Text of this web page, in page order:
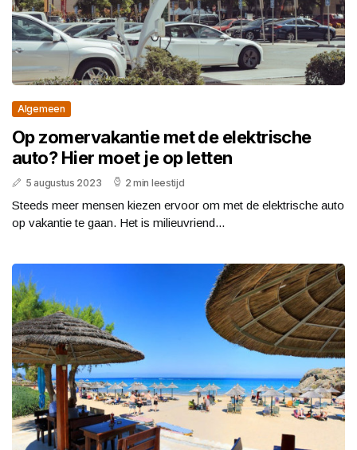
Algemeen
Op zomervakantie met de elektrische
auto? Hier moet je op letten
5 augustus 2023 2 min leestijd
Steeds meer mensen kiezen ervoor om met de elektrische auto
op vakantie te gaan. Het is milieuvriend...